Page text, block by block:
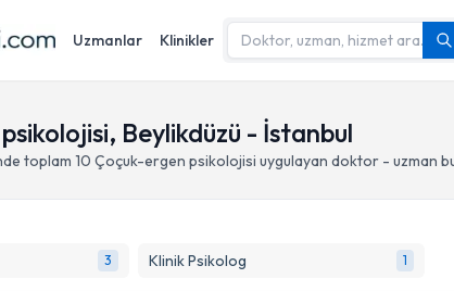
Uzmanlar Klinikler
Beylikdüzü - İstanbul
toplam 10 Çoçuk-ergen psikolojisi uygulayan doktor - uzman
3 Klinik Psikolog 1